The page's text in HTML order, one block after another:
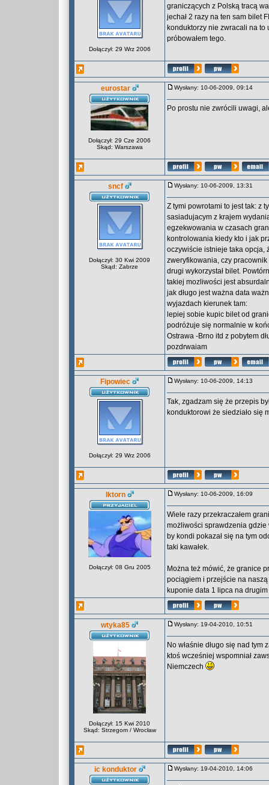
Dołączył: 29 Wrz 2006
graniczących z Polską tracą
jechał 2 razy na ten sam bilet
konduktorzy nie zwracali na
próbowałem tego.
eurostar
Dołączył: 29 Cze 2006
Skąd: Warszawa
Wysłany: 10-06-2009, 09:14
Po prostu nie zwrócili uwagi,
sncf
Dołączył: 30 Kwi 2009
Skąd: Zabrze
Wysłany: 10-06-2009, 13:31
Z tymi powrotami to jest tak: z
sasiadujacym z krajem
egzekwowania w czasach
kontrolowania kiedy kto i jak
oczywiście istnieje taka opcja,
zweryfikowania, czy
drugi wykorzystał bilet.
takiej mozliwości jest
jak długo jest ważna data
wyjazdach kierunek tam:
lepiej sobie kupic bilet od
podróżuje się normalnie w
Ostrawa -Brno itd z pobytem
pozdrwaiam
Fipowiec
Dołączył: 29 Wrz 2006
Wysłany: 10-06-2009, 14:13
Tak, zgadzam się że przepis
konduktorowi że siedziało się
Iktorn
Dołączył: 08 Gru 2005
Wysłany: 10-06-2009, 16:09
Wiele razy przekraczałem
możliwości sprawdzenia gdzie
by kondi pokazał się na tym
taki kawałek.
Można też mówić, że granice
pociągiem i przejście na
kuponie data 1 lipca na
wtyka85
Dołączył: 15 Kwi 2010
Skąd: Strzegom / Wrocław
Wysłany: 19-04-2010, 10:51
No właśnie długo się nad
ktoś wcześniej wspomniał
Niemczech
ic konduktor Wysłany: 19-04-2010, 14:06